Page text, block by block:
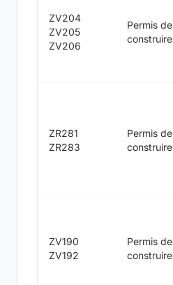
ZV204
ZV205
ZV206
Permis de
construire
ZR281
ZR283
Permis de
construire
ZV190
ZV192
Permis de
construire